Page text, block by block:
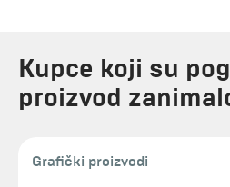
Kupce koji su
proizvod
Grafički proizvodi